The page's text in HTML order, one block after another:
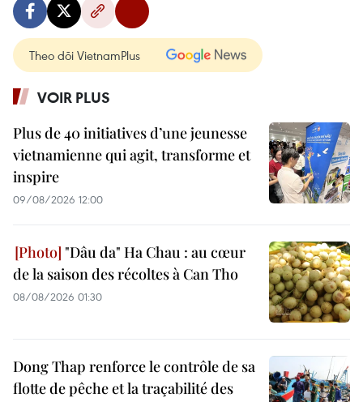
Theo dõi VietnamPlus
VOIR PLUS
Plus de 40 initiatives d’une jeunesse
vietnamienne qui agit, transforme et
inspire
09/08/2026 12:00
"Dâu da" Ha Chau : au cœur
de la saison des récoltes à Can Tho
08/08/2026 01:30
Dong Thap renforce le contrôle de sa
flotte de pêche et la traçabilité des